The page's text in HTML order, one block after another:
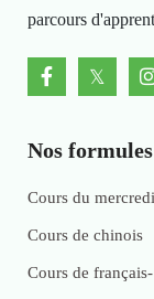
parcours
Nos formules
Cours du
Cours de chinois
Cours de